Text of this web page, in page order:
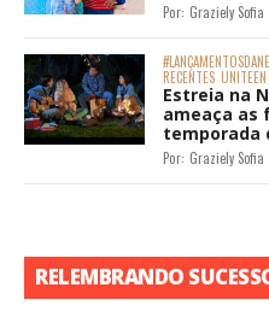
Por: Graziely Sofia
RECENTES UNITEEN
Estreia na
ameaça as
temporada
Por: Graziely Sofia
RELEMBRANDO